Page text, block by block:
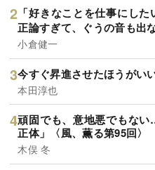
「好きなことを仕事にし
正論すぎて、ぐうの音も出
小倉健一
今すぐ昇進させたほうがい
本田淳也
頑固でも、意地悪でもな
正体」〈風、薫る第95回〉
木俣 冬